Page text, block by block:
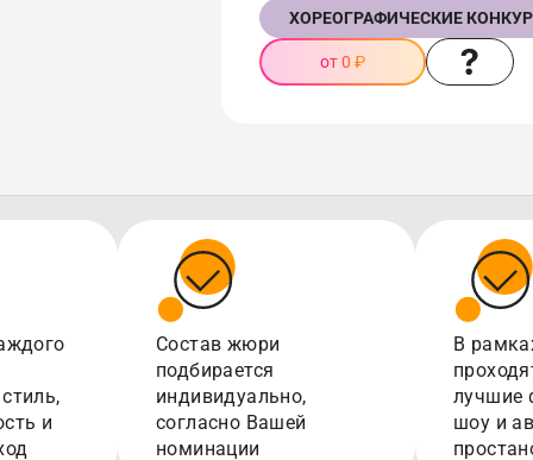
ХОРЕОГРАФИЧЕСКИЕ
от 0 ₽
и
Состав жюри
подбирается
индивидуально,
согласно Вашей
номинации
В
лучшие
шоу и